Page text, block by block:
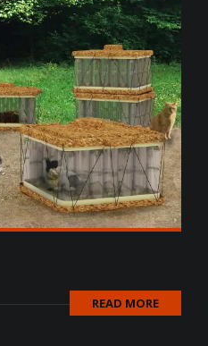
READ MORE